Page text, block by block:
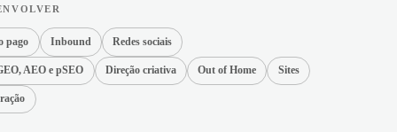
pago Inbound Redes sociais
AEO e pSEO Direção criativa Out of Home Sites